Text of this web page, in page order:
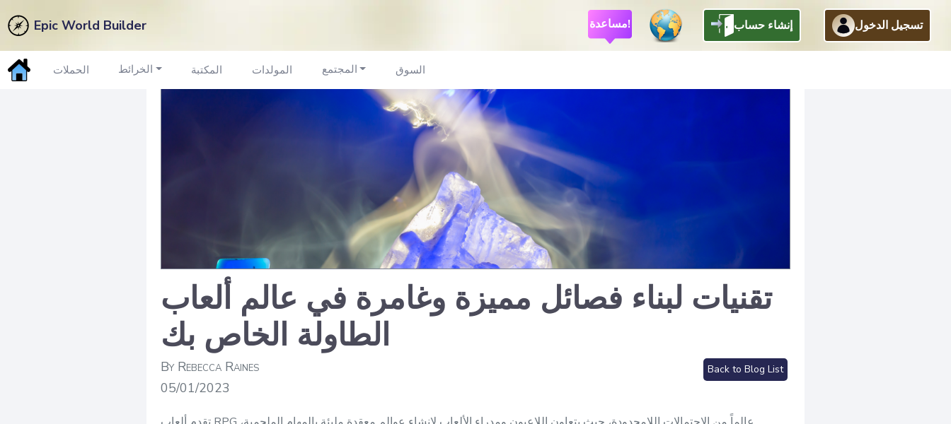
Epic World Builder مساعدة! إنشاء حساب تسجيل الدخول
الحملات الخرائط المكتبة المولدات المجتمع السوق
تقنيات لبناء فصائل مميزة وغامرة في عالم ألعاب
الطاولة الخاص بك
By Rebecca Raines
05/01/2023
Back to Blog List